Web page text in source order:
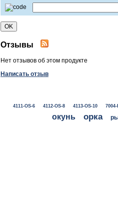
Отзывы
Нет отзывов об этом продукте
Написать отзыв
4111-OS-6 4112-OS-8 4113-OS-10 7004-
окунь орка